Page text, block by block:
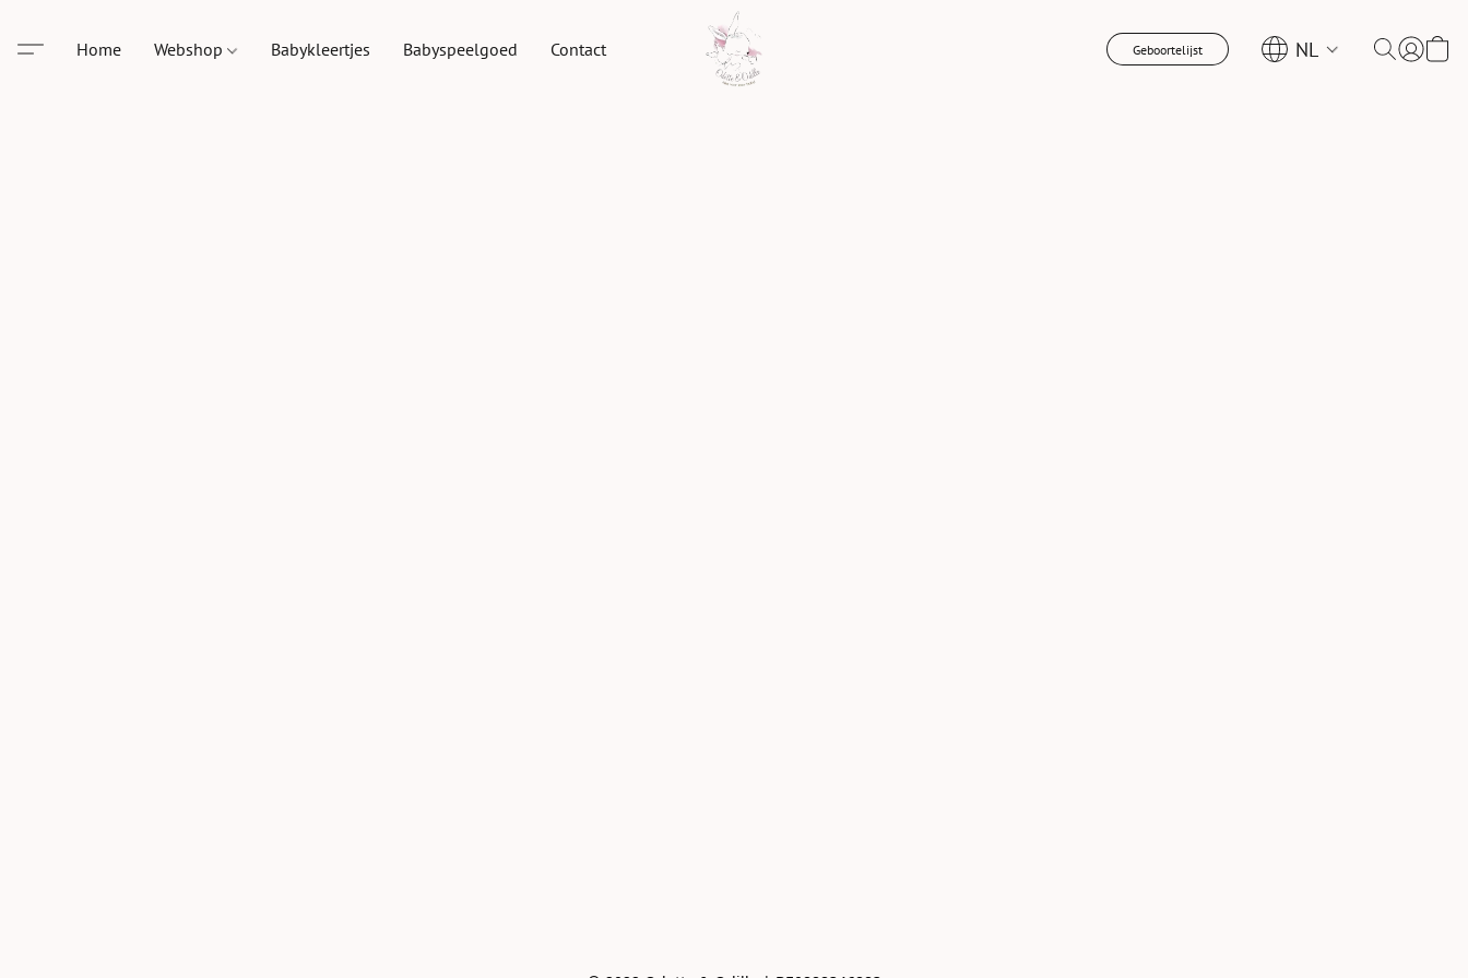
Home Webshop Babykleertjes Babyspeelgoed Contact Geboortelijst NL